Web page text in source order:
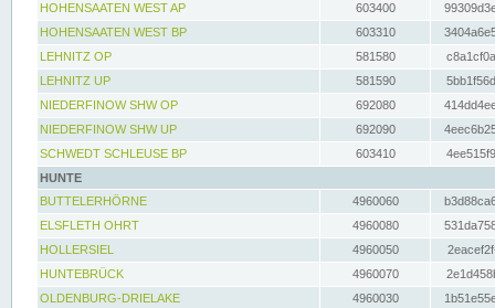
HOHENSAATEN WEST AP
603400
HOHENSAATEN WEST BP
603310
LEHNITZ OP
581580
LEHNITZ UP
581590
NIEDERFINOW SHW OP
692080
NIEDERFINOW SHW UP
692090
SCHWEDT SCHLEUSE BP
603410
HUNTE
BUTTELERHÖRNE
4960060
ELSFLETH OHRT
4960080
HOLLERSIEL
4960050
HUNTEBRÜCK
4960070
OLDENBURG-DRIELAKE
4960030